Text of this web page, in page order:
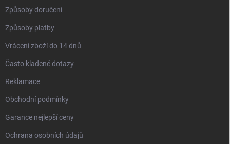
Způsoby doručení
Způsoby platby
Vrácení zboží do 14 dnů
Často kladené dotazy
Reklamace
Obchodní podmínky
Garance nejlepší ceny
Ochrana osobních údajů